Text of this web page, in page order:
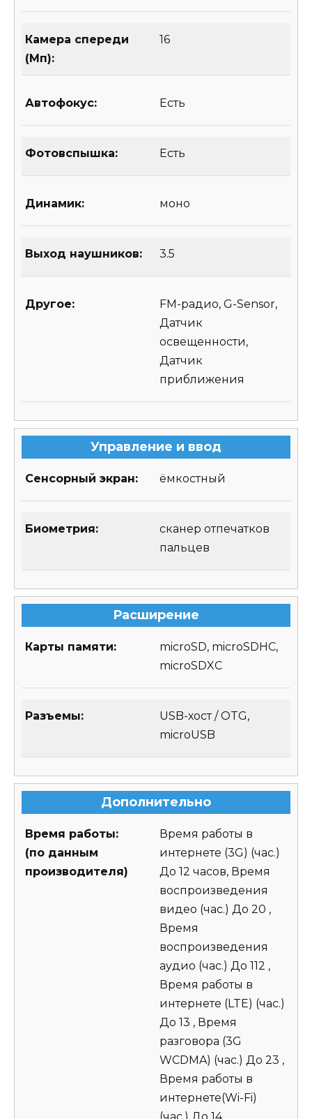
Камера спереди
(Мп):
16
Автофокус: Есть
Фотовспышка: Есть
Динамик: моно
Выход наушников: 3.5
Другое:
FM-радио, G-Sensor,
Датчик
освещенности,
Датчик
приближения
Управление и ввод
Сенсорный экран: ёмкостный
Биометрия:
сканер отпечатков
пальцев
Расширение
Карты памяти:
microSD, microSDHC,
microSDXC
Разъемы:
USB-хост / OTG,
microUSB
Дополнительно
Время работы:
(по данным
производителя)
Время работы в
интернете (3G) (час.)
До 12 часов, Время
воспроизведения
видео (час.) До 20 ,
Время
воспроизведения
аудио (час.) До 112 ,
Время работы в
интернете (LTE) (час.)
До 13 , Время
разговора (3G
WCDMA) (час.) До 23 ,
Время работы в
интернете(Wi-Fi)